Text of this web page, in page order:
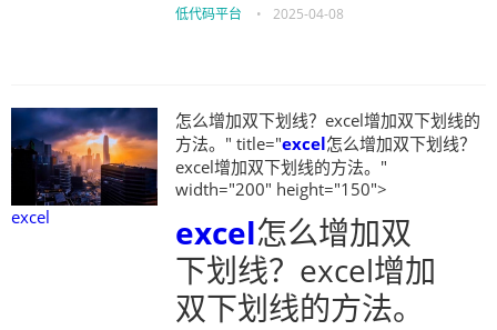
低代码平台 • 2025-04-08
excel
怎么增加双下划线？excel增加双下划线的
方法。" title="excel怎么增加双下划线？
excel增加双下划线的方法。"
width="200" height="150">
excel怎么增加双
下划线？excel增加
双下划线的方法。